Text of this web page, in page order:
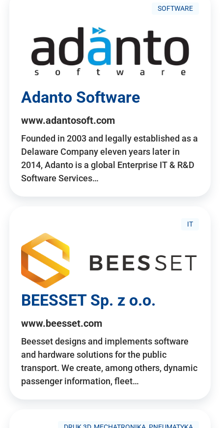
SOFTWARE
Adanto Software
www.adantosoft.com
Founded in 2003 and legally established as a
Delaware Company eleven years later in
2014, Adanto is a global Enterprise IT & R&D
Software Services…
IT
BEESSET Sp. z o.o.
www.beesset.com
Beesset designs and implements software
and hardware solutions for the public
transport. We create, among others, dynamic
passenger information, fleet…